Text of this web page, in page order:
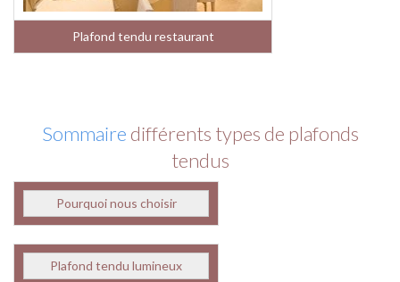
Plafond tendu restaurant
Sommaire différents types de plafonds
tendus
Pourquoi nous choisir
Plafond tendu lumineux